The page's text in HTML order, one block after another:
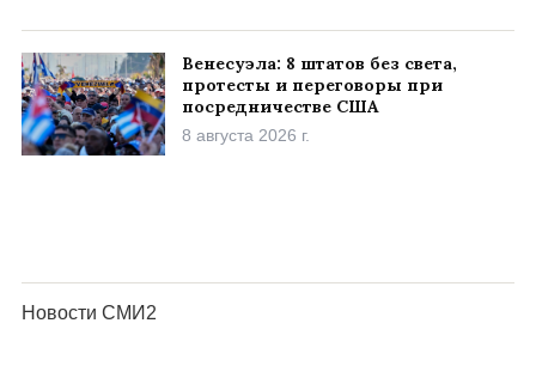
Венесуэла: 8 штатов без света,
протесты и переговоры при
посредничестве США
8 августа 2026 г.